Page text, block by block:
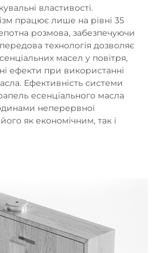
властивості.
працює лише на рівні 35
розмова, забезпечуючи
технологія дозволяє
масел у повітря,
ефекти при використанні
Ефективність системи
есенціального масла
неперервної
як економічним, так і